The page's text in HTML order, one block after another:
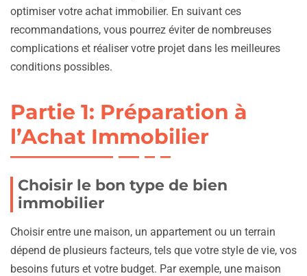
optimiser votre achat immobilier. En suivant ces
recommandations, vous pourrez éviter de nombreuses
complications et réaliser votre projet dans les meilleures
conditions possibles.
Partie 1: Préparation à
l’Achat Immobilier
Choisir le bon type de bien
immobilier
Choisir entre une maison, un appartement ou un terrain
dépend de plusieurs facteurs, tels que votre style de vie, vos
besoins futurs et votre budget. Par exemple, une maison